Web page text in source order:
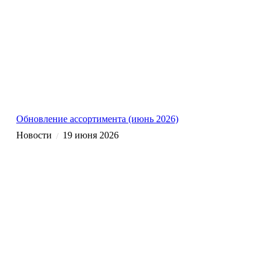
Обновление ассортимента (июнь 2026)
Новости / 19 июня 2026